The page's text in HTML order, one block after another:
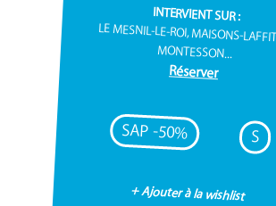
INTERVIENT SUR :
LE MESNIL-LE-ROI, MAISONS-
MONTESSON...
Réserver
SAP -50% S
+ Ajouter à la wishlist